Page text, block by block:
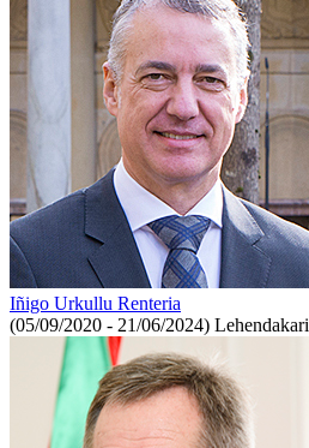
Iñigo Urkullu Renteria
(05/09/2020 - 21/06/2024) Lehendakari